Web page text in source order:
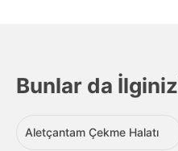
Bunlar da
Aletçantam Çekme Halatı